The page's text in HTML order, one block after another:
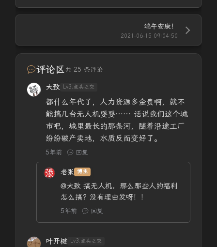
端午安康！
2021-06-15 09:04:50
评论区共 25 条评论
大致 Lv3.点头之交
都什么年代了，人力资源多金贵啊，就不
能搞几台无人机耍耍…… 话说我们这个城
市吧，城里最长的那条河，随着沿途工厂
纷纷破产卖地，水质反而变好了。
5年前 回复
老张 博主
@大致 搞无人机，那么那些人的福利
怎么搞？没有理由发呀！！
5年前 回复
叶开楗 Lv3.点头之交